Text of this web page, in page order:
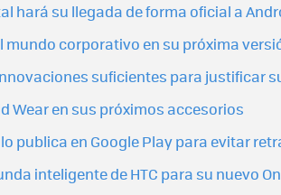
hará su llegada de forma oficial a
mundo corporativo en su próxima
suficientes para justificar
Wear en sus próximos accesorios
lo publica en Google Play para evitar
inteligente de HTC para su nuevo